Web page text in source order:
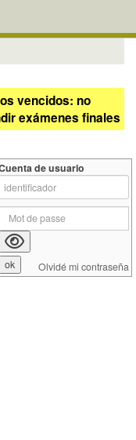
vencidos: no
exámenes finales
de usuario
Olvidé mi contraseña